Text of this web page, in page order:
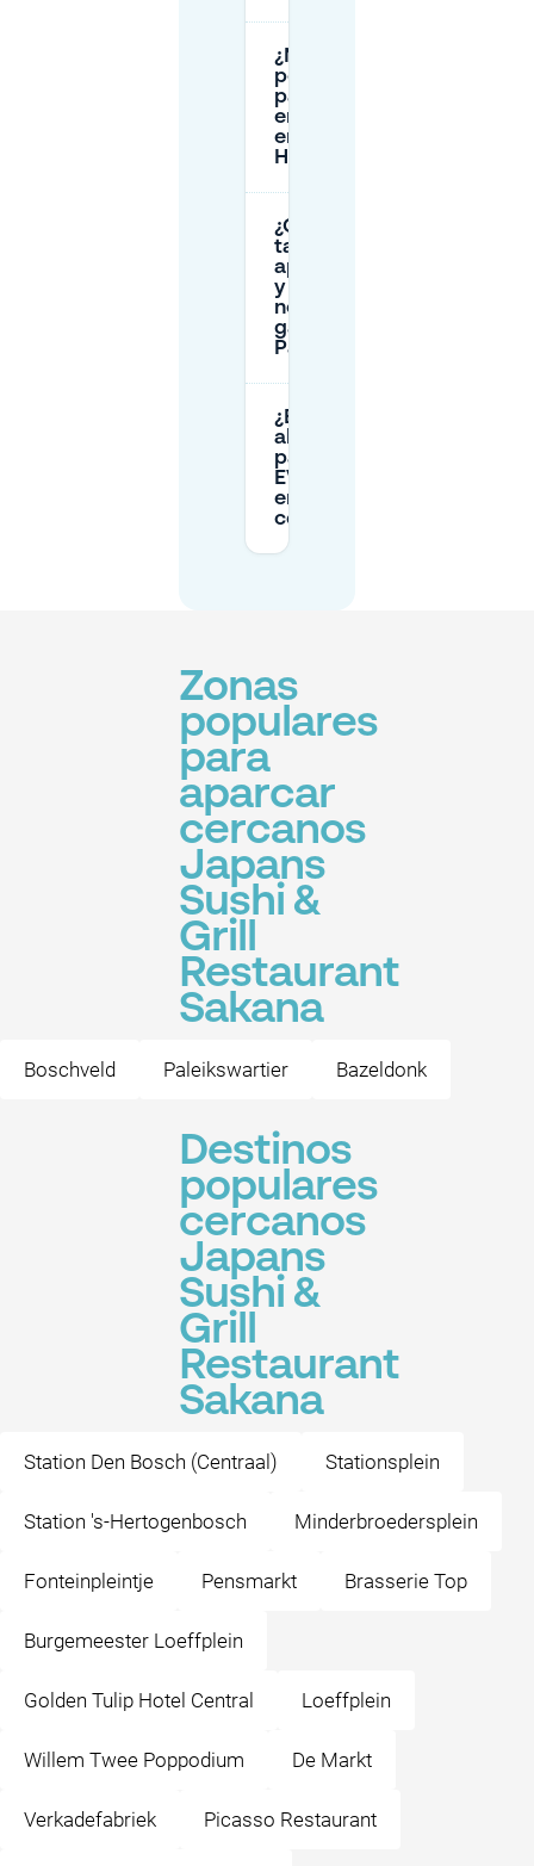
¿Necesito un
permiso
para aparcar
en la zona B
en
Havensingel?
¿Cuáles son las
tarifas de
aparcamiento
y las tarifas
nocturnas en el
garaje
Paleiskwartier?
¿Existen límites de
altura y espacios
para
EV/discapacitados
en los garajes
cercanos?
Zonas
populares
para
aparcar
cercanos
Japans
Sushi &
Grill
Restaurant
Sakana
Boschveld Paleikswartier Bazeldonk
Destinos
populares
cercanos
Japans
Sushi &
Grill
Restaurant
Sakana
Station Den Bosch (Centraal) Stationsplein
Station 's-Hertogenbosch Minderbroedersplein
Fonteinpleintje Pensmarkt Brasserie Top
Burgemeester Loeffplein
Golden Tulip Hotel Central Loeffplein
Willem Twee Poppodium De Markt
Verkadefabriek Picasso Restaurant